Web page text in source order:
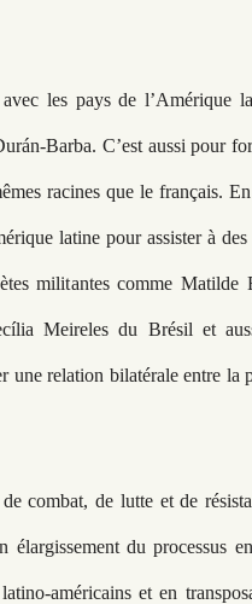
les pays de l’Amérique
Barba. C’est aussi pour
racines que le français.
latine pour assister à
militantes comme Matilde
Meireles du Brésil et
une relation bilatérale entre la
combat, de lutte et de
du processus
américains et en